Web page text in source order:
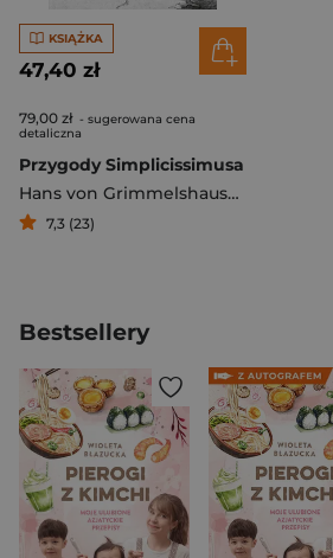
KSIĄŻKA
47,40 zł
79,00 zł - sugerowana cena
detaliczna
Przygody Simplicissimusa
Hans von Grimmelshausen
7,3 (23)
Bestsellery